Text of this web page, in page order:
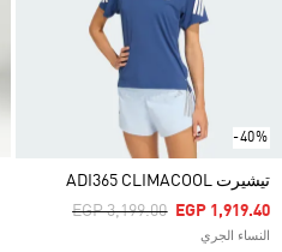
-40%
تيشيرت ADI365 CLIMACOOL
Price Reduced From
EGP 3,199.00ToEGP 1,919.40
النساء الجري